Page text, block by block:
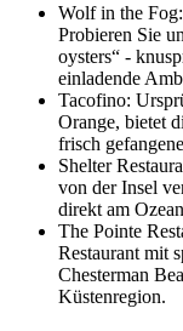
Wolf in the
Probieren Sie
oysters“ -
einladende
Tacofino:
Orange, bietet
frisch
Shelter
von der Insel
direkt am
The Pointe
Restaurant mit
Chesterman
Küstenregion.